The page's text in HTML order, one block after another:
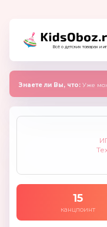
Всё о детских товарах и
Знаете ли Вы, что: Уже можно
15
канцпоинт